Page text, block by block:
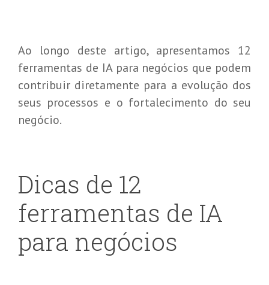
Ao longo deste artigo, apresentamos 12
ferramentas de IA para negócios que podem
contribuir diretamente para a evolução dos
seus processos e o fortalecimento do seu
negócio.
Dicas de 12
ferramentas de IA
para negócios